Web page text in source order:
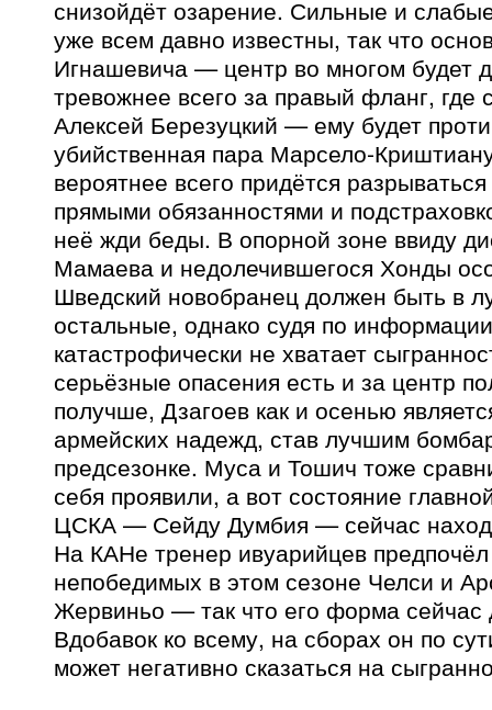
снизойдёт озарение. Сильные и
уже всем давно известны, так что
Игнашевича — центр во многом будет
тревожнее всего за правый фланг, где
Алексей Березуцкий — ему будет
убийственная пара Марсело-
вероятнее всего придётся
прямыми обязанностями и
неё жди беды. В опорной зоне ввиду
Мамаева и недолечившегося Хонды
Шведский новобранец должен быть в
остальные, однако судя по
катастрофически не хватает
серьёзные опасения есть и за центр
получше, Дзагоев как и осенью
армейских надежд, став лучшим
предсезонке. Муса и Тошич тоже
себя проявили, а вот состояние
ЦСКА — Сейду Думбия — сейчас
На КАНе тренер ивуарийцев
непобедимых в этом сезоне Челси и
Жервиньо — так что его форма сейчас
Вдобавок ко всему, на сборах он по
может негативно сказаться на